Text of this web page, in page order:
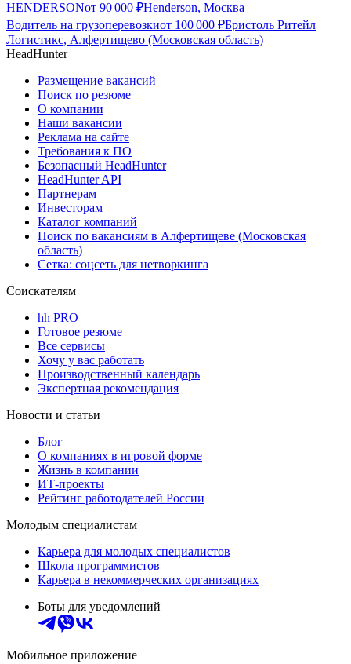
HENDERSONот 90 000 ₽Henderson, Москва
Водитель на грузоперевозкиот 100 000 ₽Бристоль Ритейл
Логистикс, Алфертищево (Московская область)
HeadHunter
Размещение вакансий
Поиск по резюме
О компании
Наши вакансии
Реклама на сайте
Требования к ПО
Безопасный HeadHunter
HeadHunter API
Партнерам
Инвесторам
Каталог компаний
Поиск по вакансиям в Алфертищеве (Московская
область)
Сетка: соцсеть для нетворкинга
Соискателям
hh PRO
Готовое резюме
Все сервисы
Хочу у вас работать
Производственный календарь
Экспертная рекомендация
Новости и статьи
Блог
О компаниях в игровой форме
Жизнь в компании
ИТ-проекты
Рейтинг работодателей России
Молодым специалистам
Карьера для молодых специалистов
Школа программистов
Карьера в некоммерческих организациях
Боты для уведомлений
Мобильное приложение